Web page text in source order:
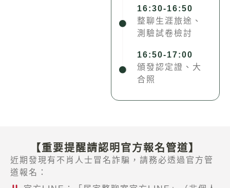
16:30-16:50
整聊生涯旅途、
測驗試卷檢討
16:50-17:00
頒發認定證、大
合照
【重要提醒請認明官方報名管道】
近期發現有不肖人士冒名詐騙，請務必透過官方管
道報名：